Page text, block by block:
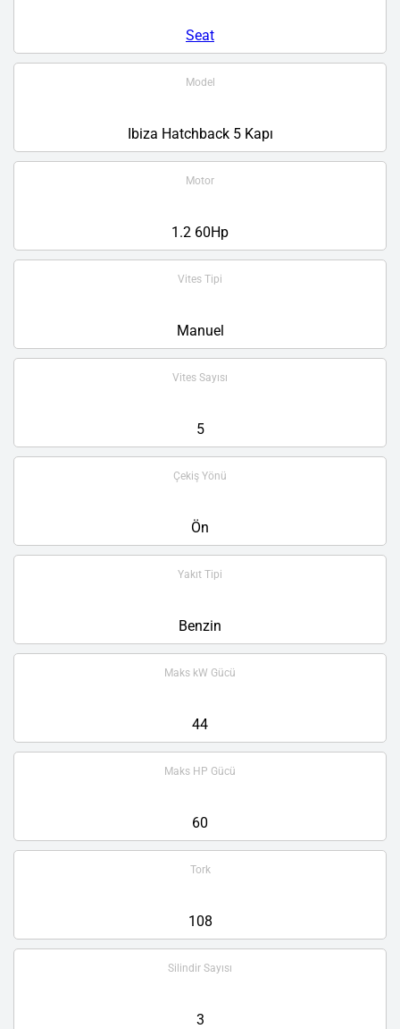
Seat
Model
Ibiza Hatchback 5 Kapı
Motor
1.2 60Hp
Vites Tipi
Manuel
Vites Sayısı
5
Çekiş Yönü
Ön
Yakıt Tipi
Benzin
Maks kW Gücü
44
Maks HP Gücü
60
Tork
108
Silindir Sayısı
3